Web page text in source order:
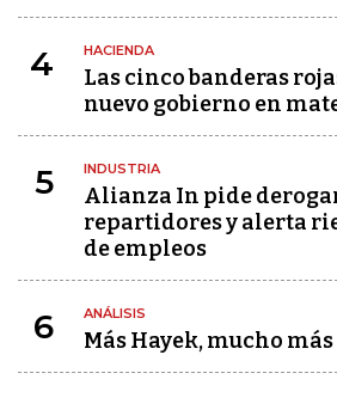
4 HACIENDA
Las cinco banderas
nuevo gobierno en
5 INDUSTRIA
Alianza In pide
repartidores y alerta
de empleos
6 ANÁLISIS
Más Hayek, mucho